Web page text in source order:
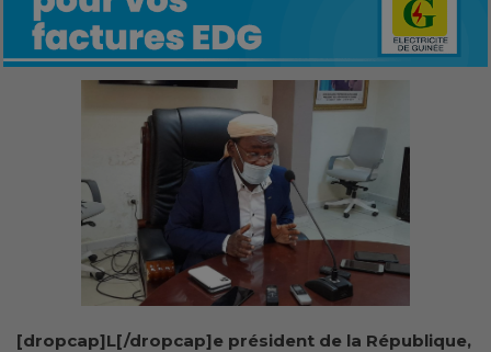
[dropcap]L[/dropcap]e président de la République,